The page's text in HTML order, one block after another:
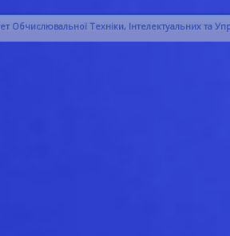
Обчислювальної Техніки, Інтелектуальних та